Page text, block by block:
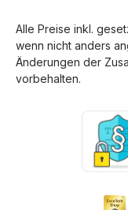
Alle Preise inkl.
wenn nicht anders
Änderungen der
vorbehalten.